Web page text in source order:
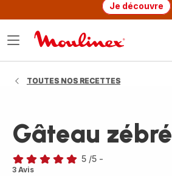
Je découvre
Ouvrir
TOUTES NOS RECETTES
Gâteau zébré
Avis
5 /5 -
3 Avis